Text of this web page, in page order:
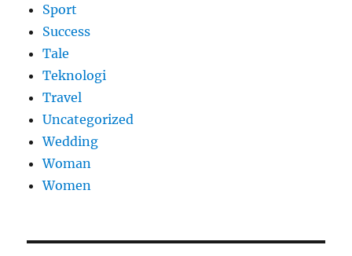
Sport
Success
Tale
Teknologi
Travel
Uncategorized
Wedding
Woman
Women